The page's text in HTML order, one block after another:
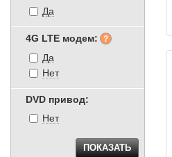
Да
4G LTE модем:
Да
Нет
DVD привод:
Нет